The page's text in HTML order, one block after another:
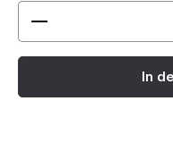
Produkt Anzahl:
In